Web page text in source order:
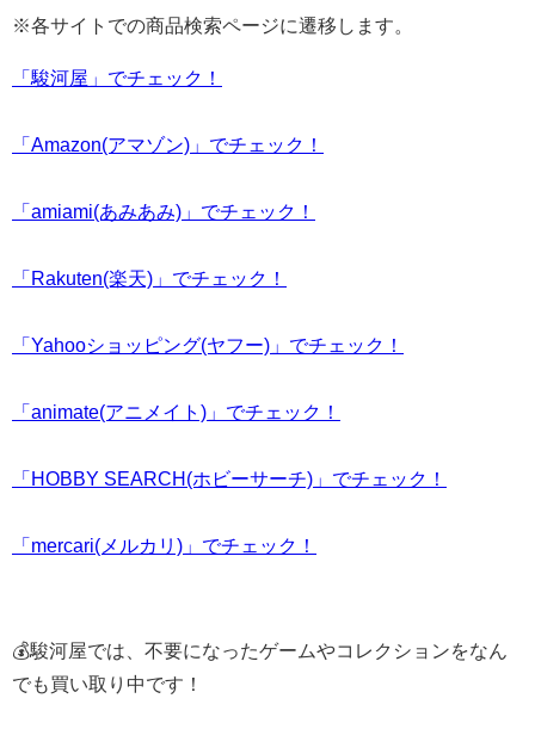
※各サイトでの商品検索ページに遷移します。
「駿河屋」でチェック！
「Amazon(アマゾン)」でチェック！
「amiami(あみあみ)」でチェック！
「Rakuten(楽天)」でチェック！
「Yahooショッピング(ヤフー)」でチェック！
「animate(アニメイト)」でチェック！
「HOBBY SEARCH(ホビーサーチ)」でチェック！
「mercari(メルカリ)」でチェック！
💰駿河屋では、不要になったゲームやコレクションをなん
でも買い取り中です！